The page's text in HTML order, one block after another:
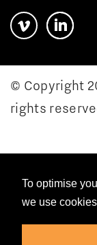
To optimise
we use
© Copyright
rights